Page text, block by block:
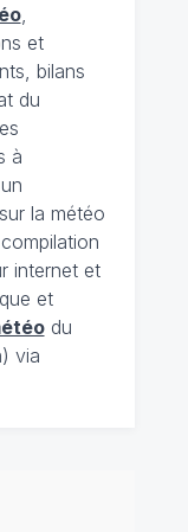
,
et
bilans
du
à
la météo
internet et
et
du
via